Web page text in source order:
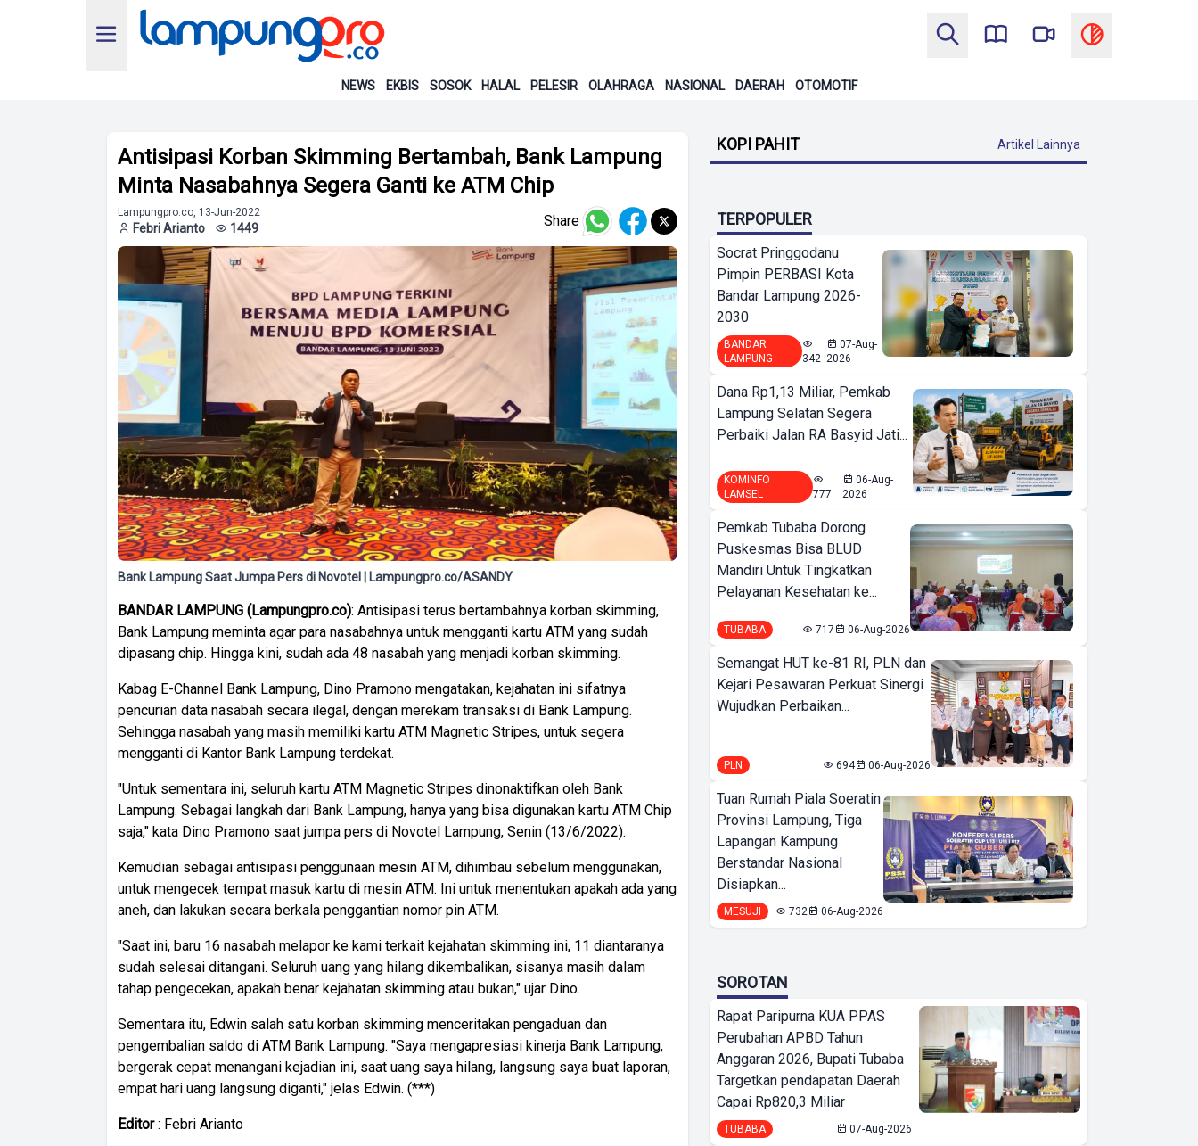
NEWS EKBIS SOSOK HALAL PELESIR OLAHRAGA NASIONAL DAERAH OTOMOTIF
Antisipasi Korban Skimming Bertambah, Bank Lampung
Minta Nasabahnya Segera Ganti ke ATM Chip
Lampungpro.co, 13-Jun-2022
Febri Arianto 1449 Share
Bank Lampung Saat Jumpa Pers di Novotel | Lampungpro.co/ASANDY
BANDAR LAMPUNG (Lampungpro.co): Antisipasi terus bertambahnya korban skimming,
Bank Lampung meminta agar para nasabahnya untuk mengganti kartu ATM yang sudah
dipasang chip. Hingga kini, sudah ada 48 nasabah yang menjadi korban skimming.
Kabag E-Channel Bank Lampung, Dino Pramono mengatakan, kejahatan ini sifatnya
pencurian data nasabah secara ilegal, dengan merekam transaksi di Bank Lampung.
Sehingga nasabah yang masih memiliki kartu ATM Magnetic Stripes, untuk segera
mengganti di Kantor Bank Lampung terdekat.
"Untuk sementara ini, seluruh kartu ATM Magnetic Stripes dinonaktifkan oleh Bank
Lampung. Sebagai langkah dari Bank Lampung, hanya yang bisa digunakan kartu ATM Chip
saja," kata Dino Pramono saat jumpa pers di Novotel Lampung, Senin (13/6/2022).
Kemudian sebagai antisipasi penggunaan mesin ATM, dihimbau sebelum menggunakan,
untuk mengecek tempat masuk kartu di mesin ATM. Ini untuk menentukan apakah ada yang
aneh, dan lakukan secara berkala penggantian nomor pin ATM.
"Saat ini, baru 16 nasabah melapor ke kami terkait kejahatan skimming ini, 11 diantaranya
sudah selesai ditangani. Seluruh uang yang hilang dikembalikan, sisanya masih dalam
tahap pengecekan, apakah benar kejahatan skimming atau bukan," ujar Dino.
Sementara itu, Edwin salah satu korban skimming menceritakan pengaduan dan
pengembalian saldo di ATM Bank Lampung. "Saya mengapresiasi kinerja Bank Lampung,
bergerak cepat menangani kejadian ini, saat uang saya hilang, langsung saya buat laporan,
empat hari uang langsung diganti," jelas Edwin. (***)
Editor: Febri Arianto
KOPI PAHIT Artikel Lainnya
TERPOPULER
Socrat Pringgodanu
Pimpin PERBASI Kota
Bandar Lampung 2026-
2030
BANDAR
LAMPUNG
342
07-Aug-
2026
Dana Rp1,13 Miliar, Pemkab
Lampung Selatan Segera
Perbaiki Jalan RA Basyid Jati...
KOMINFO
LAMSEL
777
06-Aug-
2026
Pemkab Tubaba Dorong
Puskesmas Bisa BLUD
Mandiri Untuk Tingkatkan
Pelayanan Kesehatan ke...
TUBABA 717 06-Aug-2026
Semangat HUT ke-81 RI, PLN dan
Kejari Pesawaran Perkuat Sinergi
Wujudkan Perbaikan...
PLN 694 06-Aug-2026
Tuan Rumah Piala Soeratin
Provinsi Lampung, Tiga
Lapangan Kampung
Berstandar Nasional
Disiapkan...
MESUJI 732 06-Aug-2026
SOROTAN
Rapat Paripurna KUA PPAS
Perubahan APBD Tahun
Anggaran 2026, Bupati Tubaba
Targetkan pendapatan Daerah
Capai Rp820,3 Miliar
TUBABA 07-Aug-2026